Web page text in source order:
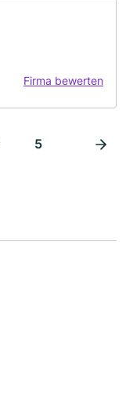
Firma bewerten
5